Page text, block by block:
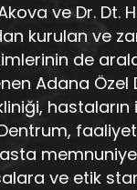
ve Dr. Dt.
kurulan ve
de
Adana Özel
hastaların
ve etik